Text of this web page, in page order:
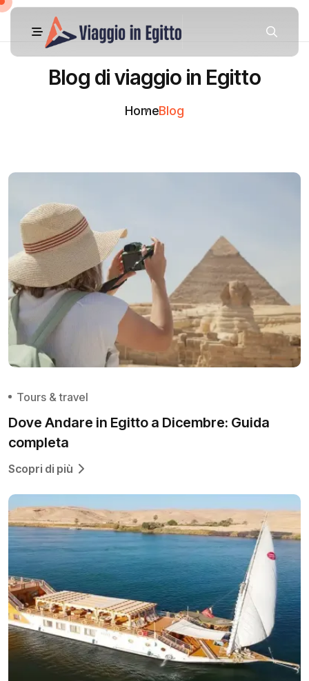
Blog di viaggio in Egitto
HomeBlog
Tours & travel
Dove Andare in Egitto a Dicembre: Guida
completa
Scopri di più